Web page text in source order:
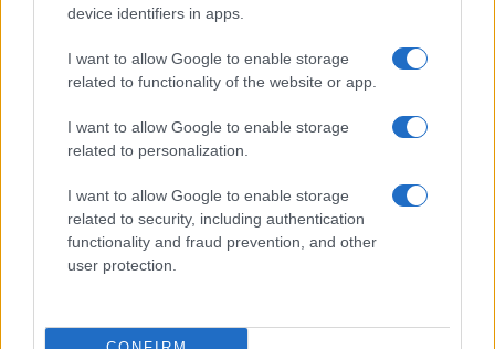
device identifiers in apps.
I want to allow Google to enable storage
related to functionality of the website or app.
I want to allow Google to enable storage
related to personalization.
I want to allow Google to enable storage
related to security, including authentication
functionality and fraud prevention, and other
user protection.
Leggi i commenti
SEDUTE SATIRICHE